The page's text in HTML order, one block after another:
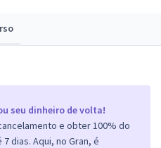
seu dinheiro de volta!
e obter 100% do
dias. Aqui, no Gran, é